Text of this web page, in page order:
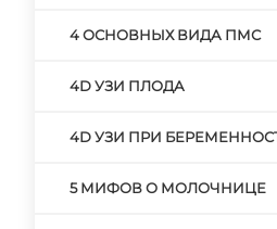
4 ОСНОВНЫХ ВИДА ПМС
4D УЗИ ПЛОДА
4D УЗИ ПРИ
5 МИФОВ О МОЛОЧНИЦЕ